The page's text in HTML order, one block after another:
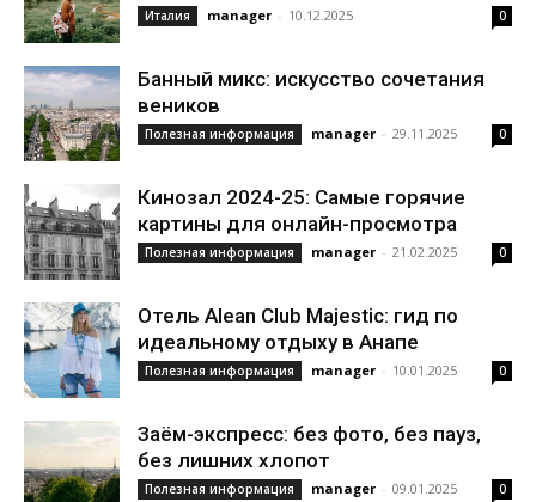
Италия manager - 10.12.2025 0
Банный микс: искусство сочетания
веников
Полезная информация manager - 29.11.2025 0
Кинозал 2024-25: Самые горячие
картины для онлайн-просмотра
Полезная информация manager - 21.02.2025 0
Отель Alean Club Majestic: гид по
идеальному отдыху в Анапе
Полезная информация manager - 10.01.2025 0
Заём-экспресс: без фото, без пауз,
без лишних хлопот
Полезная информация manager - 09.01.2025 0